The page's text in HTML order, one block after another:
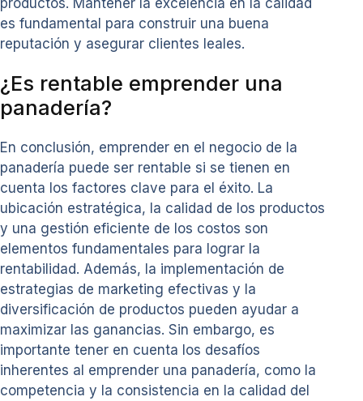
productos. Mantener la excelencia en la calidad
es fundamental para construir una buena
reputación y asegurar clientes leales.
¿Es rentable emprender una
panadería?
En conclusión, emprender en el negocio de la
panadería puede ser rentable si se tienen en
cuenta los factores clave para el éxito. La
ubicación estratégica, la calidad de los productos
y una gestión eficiente de los costos son
elementos fundamentales para lograr la
rentabilidad. Además, la implementación de
estrategias de marketing efectivas y la
diversificación de productos pueden ayudar a
maximizar las ganancias. Sin embargo, es
importante tener en cuenta los desafíos
inherentes al emprender una panadería, como la
competencia y la consistencia en la calidad del